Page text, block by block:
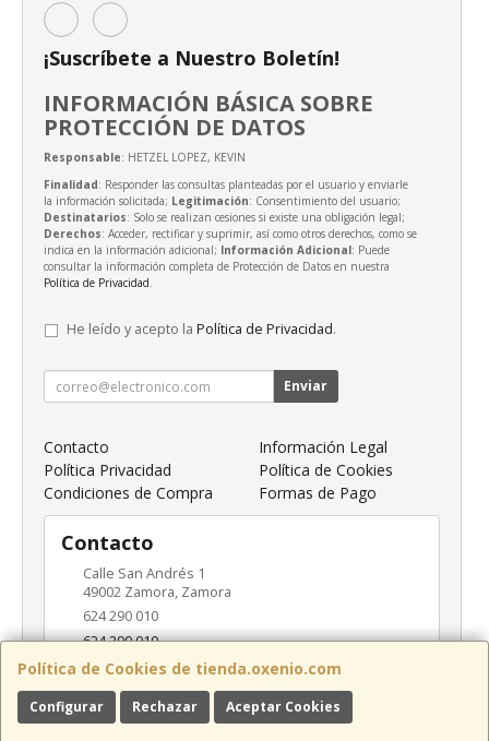
Política de Cookies de tienda.oxenio.com
Configurar Rechazar Aceptar Cookies
¡Suscríbete a Nuestro Boletín!
INFORMACIÓN BÁSICA SOBRE
PROTECCIÓN DE DATOS
Responsable: HETZEL LOPEZ, KEVIN
Finalidad: Responder las consultas planteadas por el usuario y enviarle
la información solicitada; Legitimación: Consentimiento del usuario;
Destinatarios: Solo se realizan cesiones si existe una obligación legal;
Derechos: Acceder, rectificar y suprimir, así como otros derechos, como se
indica en la información adicional; Información Adicional: Puede
consultar la información completa de Protección de Datos en nuestra
Política de Privacidad.
He leído y acepto la Política de Privacidad.
Enviar
Contacto
Información Legal
Política Privacidad
Política de Cookies
Condiciones de Compra
Formas de Pago
Contacto
Calle San Andrés 1
49002 Zamora, Zamora
624 290 010
624 290 010
info@oxenio.com